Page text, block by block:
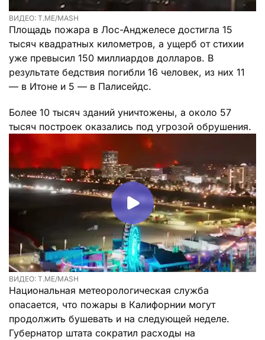
ВИДЕО: T.ME/MASH
Площадь пожара в Лос-Анджелесе достигла 15
тысяч квадратных километров, а ущерб от стихии
уже превысил 150 миллиардов долларов. В
результате бедствия погибли 16 человек, из них 11
— в Итоне и 5 — в Палисейдс.
Более 10 тысяч зданий уничтожены, а около 57
тысяч построек оказались под угрозой обрушения.
ВИДЕО: T.ME/MASH
Национальная метеорологическая служба
опасается, что пожары в Калифорнии могут
продолжить бушевать и на следующей неделе.
Губернатор штата сократил расходы на